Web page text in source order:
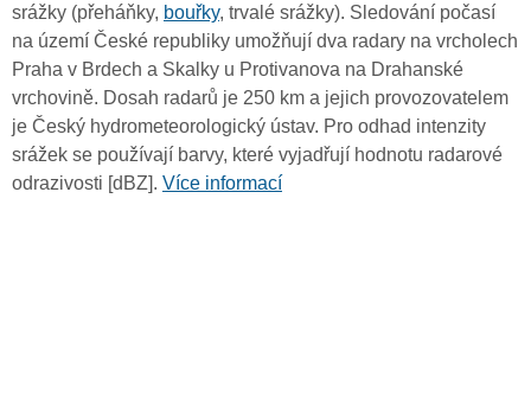
srážky (přeháňky, bouřky, trvalé srážky). Sledování počasí
na území České republiky umožňují dva radary na vrcholech
Praha v Brdech a Skalky u Protivanova na Drahanské
vrchovině. Dosah radarů je 250 km a jejich provozovatelem
je Český hydrometeorologický ústav. Pro odhad intenzity
srážek se používají barvy, které vyjadřují hodnotu radarové
odrazivosti [dBZ]. Více informací